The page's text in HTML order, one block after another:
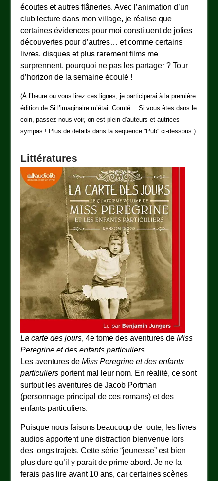
écoutes et autres flâneries. Avec l’animation d’un
club lecture dans mon village, je réalise que
certaines évidences pour moi constituent de jolies
découvertes pour d’autres… et comme certains
livres, disques et plus rarement films me
surprennent, pourquoi ne pas les partager ? Tour
d’horizon de la semaine écoulé !
(À l’heure où vous lirez ces lignes, je participerai à la première
édition de Si l’imaginaire m’était Comté… Si vous êtes dans le
coin, passez nous voir, on est plein d’auteurs et autrices
sympas ! Plus de détails dans la séquence “Pub” ci-dessous.)
Littératures
La carte des jours, 4e tome des aventures deMiss
Peregrine et des enfants particuliers
Les aventures deMiss Peregrine et des enfants
particuliers portent mal leur nom. En réalité, ce sont
surtout les aventures de Jacob Portman
(personnage principal de ces romans) et des
enfants particuliers.
Puisque nous faisons beaucoup de route, les livres
audios apportent une distraction bienvenue lors
des longs trajets. Cette série “jeunesse” est bien
plus dure qu’il y parait de prime abord. Je ne la
ferais pas lire avant 10 ans, car certaines scènes